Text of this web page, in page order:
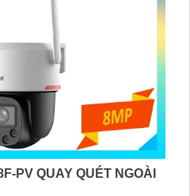
PV QUAY QUÉT NGOÀI